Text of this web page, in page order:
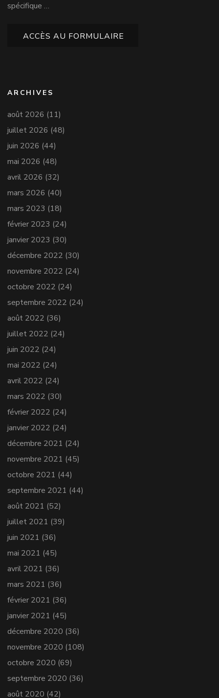
spécifique …
ACCÈS AU FORMULAIRE
ARCHIVES
août 2026 (11)
juillet 2026 (48)
juin 2026 (44)
mai 2026 (48)
avril 2026 (32)
mars 2026 (40)
mars 2023 (18)
février 2023 (24)
janvier 2023 (30)
décembre 2022 (30)
novembre 2022 (24)
octobre 2022 (24)
septembre 2022 (24)
août 2022 (36)
juillet 2022 (24)
juin 2022 (24)
mai 2022 (24)
avril 2022 (24)
mars 2022 (30)
février 2022 (24)
janvier 2022 (24)
décembre 2021 (24)
novembre 2021 (45)
octobre 2021 (44)
septembre 2021 (44)
août 2021 (52)
juillet 2021 (39)
juin 2021 (36)
mai 2021 (45)
avril 2021 (36)
mars 2021 (36)
février 2021 (36)
janvier 2021 (45)
décembre 2020 (36)
novembre 2020 (108)
octobre 2020 (69)
septembre 2020 (36)
août 2020 (42)